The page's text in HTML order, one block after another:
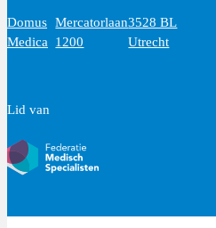
Domus
Medica
Mercatorlaan
1200
3528 BL
Utrecht
Lid van